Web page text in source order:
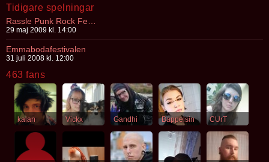
Tidigare spelningar
Rassle Punk Rock Festival 2009
29 maj 2009 kl. 14:00
Emmabodafestivalen
31 juli 2008 kl. 12:00
463 fans
kalan Vickx Gandhi Bappelsin CUrT